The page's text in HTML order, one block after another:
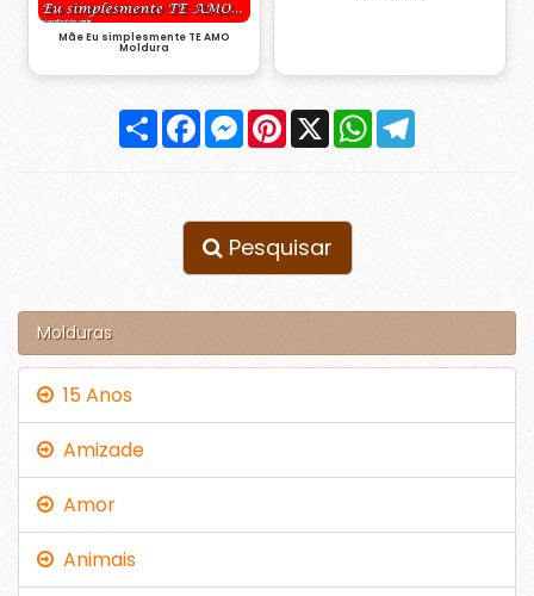
Mãe Eu simplesmente TE AMO
Moldura
Compartilhar
FacebookMessenger
Pinterest
X WhatsApp
Pesquisar
Molduras
15 Anos
Amizade
Amor
Animais